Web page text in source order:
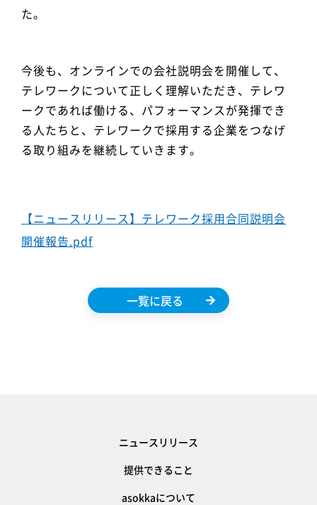
た。
今後も、オンラインでの会社説明会を開催して、
テレワークについて正しく理解いただき、テレワ
ークであれば働ける、パフォーマンスが発揮でき
る人たちと、テレワークで採用する企業をつなげ
る取り組みを継続していきます。
【ニュースリリース】テレワーク採用合同説明会
開催報告.pdf
一覧に戻る
ニュースリリース
提供できること
asokkaについて